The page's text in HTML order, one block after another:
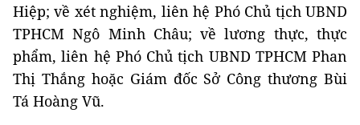
Hiệp; về xét nghiệm, liên hệ Phó Chủ tịch UBND
TPHCM Ngô Minh Châu; về lương thực, thực
phẩm, liên hệ Phó Chủ tịch UBND TPHCM Phan
Thị Thắng hoặc Giám đốc Sở Công thương Bùi
Tá Hoàng Vũ.